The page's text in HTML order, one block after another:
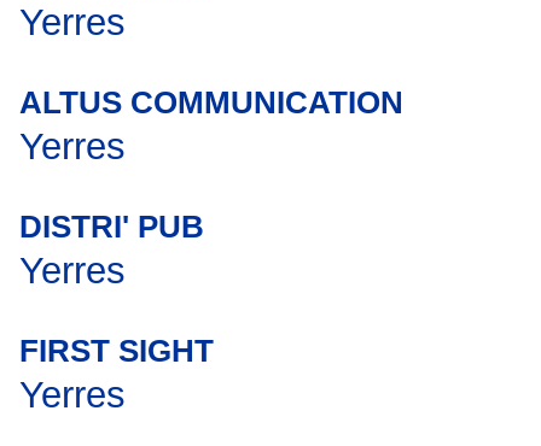
Yerres
ALTUS COMMUNICATION
Yerres
DISTRI' PUB
Yerres
FIRST SIGHT
Yerres